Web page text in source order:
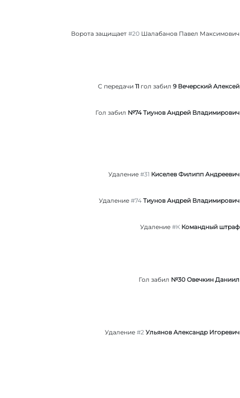
Ворота защищает #20 Шалабанов Павел Максимович
С передачи 11 гол забил 9 Вечерский Алексей
Гол забил №74 Тиунов Андрей Владимирович
Удаление #31 Киселев Филипп Андреевич
Удаление #74 Тиунов Андрей Владимирович
Удаление #К Командный штраф
Гол забил №30 Овечкин Даниил
Удаление #2 Ульянов Александр Игоревич